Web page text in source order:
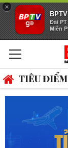
×
Đài
Miễn
TIÊU ĐIỂM